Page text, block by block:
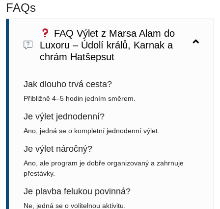
FAQs
FAQ Výlet z Marsa Alam do
Luxoru – Údolí králů, Karnak a
chrám Hatšepsut
Jak dlouho trvá cesta?
Přibližně 4–5 hodin jedním směrem.
Je výlet jednodenní?
Ano, jedná se o kompletní jednodenní výlet.
Je výlet náročný?
Ano, ale program je dobře organizovaný a zahrnuje
přestávky.
Je plavba felukou povinná?
Ne, jedná se o volitelnou aktivitu.